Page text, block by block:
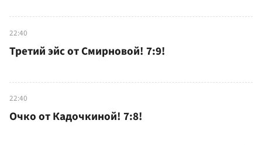
22:40
Третий эйс от Смирновой! 7:9!
22:40
Очко от Кадочкиной! 7:8!